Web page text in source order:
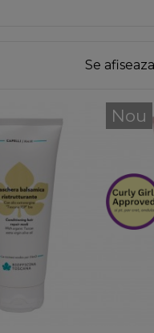
Se
Nou